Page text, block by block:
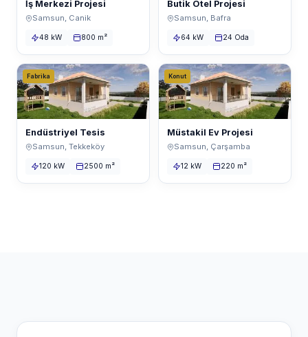
İş Merkezi Projesi
Samsun, Canik
48 kW 800 m²
Butik Otel Projesi
Samsun, Bafra
64 kW 24 Oda
Fabrika
Endüstriyel Tesis
Samsun, Tekkeköy
120 kW 2500 m²
Konut
Müstakil Ev Projesi
Samsun, Çarşamba
12 kW 220 m²